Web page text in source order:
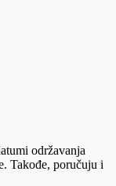
održavanja
Takođe, poručuju i